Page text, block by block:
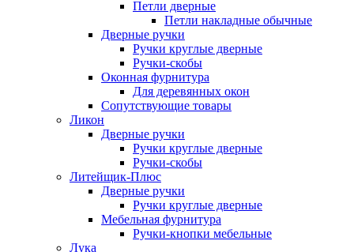
Петли дверные
Петли накладные обычные
Дверные ручки
Ручки круглые дверные
Ручки-скобы
Оконная фурнитура
Для деревянных окон
Сопутствующие товары
Ликон
Дверные ручки
Ручки круглые дверные
Ручки-скобы
Литейщик-Плюс
Дверные ручки
Ручки круглые дверные
Мебельная фурнитура
Ручки-кнопки мебельные
Лука